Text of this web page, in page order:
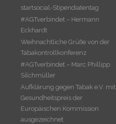
startsocial-Stipendiatentag
#AGTverbindet – Hermann
Eckhardt
Weihnachtliche Grüße von der
Tabakontrollkonferenz
#AGTverbindet – Marc Phillipp
Silchmüller
Aufklärung gegen Tabak e.V. mit
Gesundheitspreis der
Europäischen Kommission
ausgezeichnet